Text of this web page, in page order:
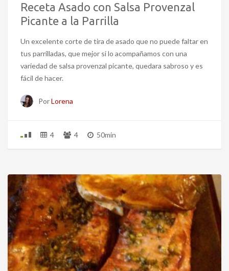
Receta Asado con Salsa Provenzal
Picante a la Parrilla
Un excelente corte de tira de asado que no puede faltar en
tus parrilladas, que mejor si lo acompañamos con una
variedad de salsa provenzal picante, quedara sabroso y es
fácil de hacer.
PorLorena
4 4 50min